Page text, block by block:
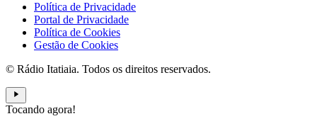
Política de Privacidade
Portal de Privacidade
Política de Cookies
Gestão de Cookies
© Rádio Itatiaia. Todos os direitos reservados.
Tocando agora!